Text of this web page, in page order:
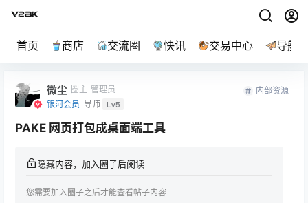
首页 商店 交流圈 快讯 交易中心 导航
微尘 圈主 管理员
银河会员 导师 Lv5
内部资源
PAKE 网页打包成桌面端工具
隐藏内容，加入圈子后阅读
您需要加入圈子之后才能查看帖子内容